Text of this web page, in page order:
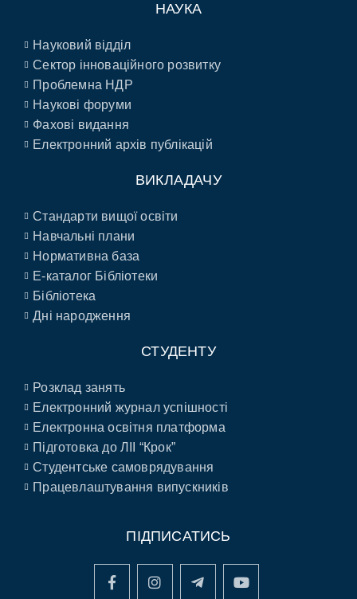
НАУКА
Науковий відділ
Сектор інноваційного розвитку
Проблемна НДР
Наукові форуми
Фахові видання
Електронний архів публікацій
ВИКЛАДАЧУ
Стандарти вищої освіти
Навчальні плани
Нормативна база
E-каталог Бібліотеки
Бібліотека
Дні народження
СТУДЕНТУ
Розклад занять
Електронний журнал успішності
Електронна освітня платформа
Підготовка до ЛІІ “Крок”
Студентське самоврядування
Працевлаштування випускників
ПІДПИСАТИСЬ